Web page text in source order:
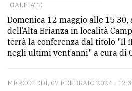
GALBIATE
Domenica 12 maggio alle 15.30,
dell’Alta Brianza in località
terrà la conferenza dal titolo "Il
negli ultimi vent’anni" a cura di
MERCOLEDÌ, 07 FEBBRAIO 2024 -